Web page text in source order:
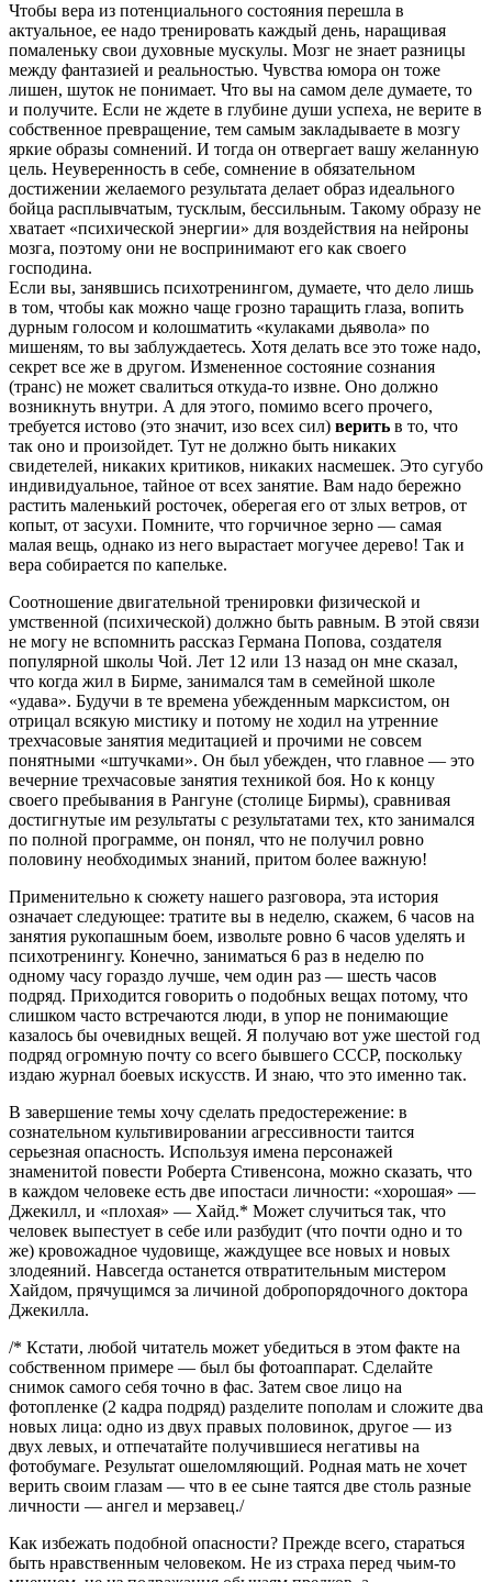
Чтобы вера из потенциального состояния перешла в
актуальное, ее надо тренировать каждый день, наращивая
помаленьку свои духовные мускулы. Мозг не знает разницы
между фантазией и реальностью. Чувства юмора он тоже
лишен, шуток не понимает. Что вы на самом деле думаете, то
и получите. Если не ждете в глубине души успеха, не верите в
собственное превращение, тем самым закладываете в мозгу
яркие образы сомнений. И тогда он отвергает вашу желанную
цель. Неуверенность в себе, сомнение в обязательном
достижении желаемого результата делает образ идеального
бойца расплывчатым, тусклым, бессильным. Такому образу не
хватает «психической энергии» для воздействия на нейроны
мозга, поэтому они не воспринимают его как своего
господина.
Если вы, занявшись психотренингом, думаете, что дело лишь
в том, чтобы как можно чаще грозно таращить глаза, вопить
дурным голосом и колошматить «кулаками дьявола» по
мишеням, то вы заблуждаетесь. Хотя делать все это тоже надо,
секрет все же в другом. Измененное состояние сознания
(транс) не может свалиться откуда-то извне. Оно должно
возникнуть внутри. А для этого, помимо всего прочего,
требуется истово (это значит, изо всех сил) верить в то, что
так оно и произойдет. Тут не должно быть никаких
свидетелей, никаких критиков, никаких насмешек. Это сугубо
индивидуальное, тайное от всех занятие. Вам надо бережно
растить маленький росточек, оберегая его от злых ветров, от
копыт, от засухи. Помните, что горчичное зерно — самая
малая вещь, однако из него вырастает могучее дерево! Так и
вера собирается по капельке.
Соотношение двигательной тренировки физической и
умственной (психической) должно быть равным. В этой связи
не могу не вспомнить рассказ Германа Попова, создателя
популярной школы Чой. Лет 12 или 13 назад он мне сказал,
что когда жил в Бирме, занимался там в семейной школе
«удава». Будучи в те времена убежденным марксистом, он
отрицал всякую мистику и потому не ходил на утренние
трехчасовые занятия медитацией и прочими не совсем
понятными «штучками». Он был убежден, что главное — это
вечерние трехчасовые занятия техникой боя. Но к концу
своего пребывания в Рангуне (столице Бирмы), сравнивая
достигнутые им результаты с результатами тех, кто занимался
по полной программе, он понял, что не получил ровно
половину необходимых знаний, притом более важную!
Применительно к сюжету нашего разговора, эта история
означает следующее: тратите вы в неделю, скажем, 6 часов на
занятия рукопашным боем, извольте ровно 6 часов уделять и
психотренингу. Конечно, заниматься 6 раз в неделю по
одному часу гораздо лучше, чем один раз — шесть часов
подряд. Приходится говорить о подобных вещах потому, что
слишком часто встречаются люди, в упор не понимающие
казалось бы очевидных вещей. Я получаю вот уже шестой год
подряд огромную почту со всего бывшего СССР, поскольку
издаю журнал боевых искусств. И знаю, что это именно так.
В завершение темы хочу сделать предостережение: в
сознательном культивировании агрессивности таится
серьезная опасность. Используя имена персонажей
знаменитой повести Роберта Стивенсона, можно сказать, что
в каждом человеке есть две ипостаси личности: «хорошая» —
Джекилл, и «плохая» — Хайд.* Может случиться так, что
человек выпестует в себе или разбудит (что почти одно и то
же) кровожадное чудовище, жаждущее все новых и новых
злодеяний. Навсегда останется отвратительным мистером
Хайдом, прячущимся за личиной добропорядочного доктора
Джекилла.
/* Кстати, любой читатель может убедиться в этом факте на
собственном примере — был бы фотоаппарат. Сделайте
снимок самого себя точно в фас. Затем свое лицо на
фотопленке (2 кадра подряд) разделите пополам и сложите два
новых лица: одно из двух правых половинок, другое — из
двух левых, и отпечатайте получившиеся негативы на
фотобумаге. Результат ошеломляющий. Родная мать не хочет
верить своим глазам — что в ее сыне таятся две столь разные
личности — ангел и мерзавец./
Как избежать подобной опасности? Прежде всего, стараться
быть нравственным человеком. Не из страха перед чьим-то